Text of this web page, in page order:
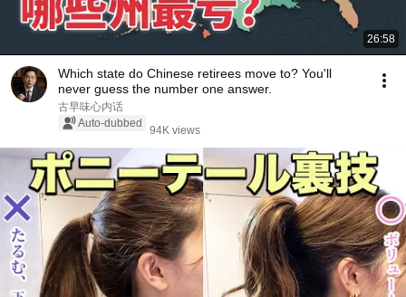
26:58
Which state do Chinese retirees move to? You'll
never guess the number one answer.
古早味心内话
Auto-dubbed
94K views